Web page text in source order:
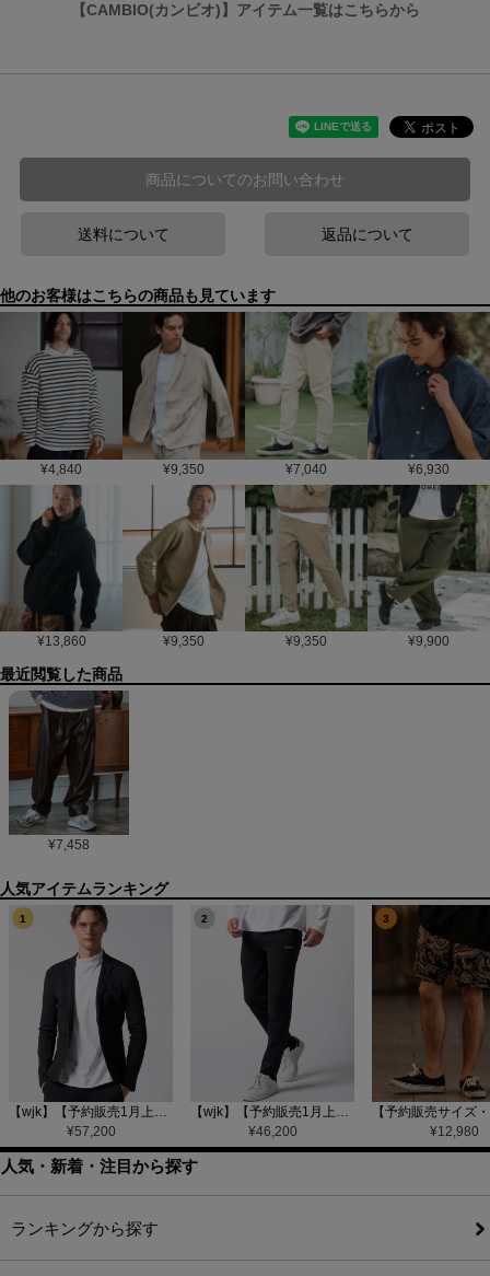
【CAMBIO(カンビオ)】アイテム一覧はこちらから
商品についてのお問い合わせ
送料について 返品について
他のお客様はこちらの商品も見ています
¥4,840 ¥9,350 ¥7,040 ¥6,930
¥13,860 ¥9,350 ¥9,350 ¥9,900
最近閲覧した商品
¥7,458
1
【wjk】【予約販売1月上旬～中旬入荷】function knit jacket(jacquard check) ニットジャケット(207 mw08j)
¥57,200
2
【wjk】【予約販売1月上旬～中旬入荷】function knit easy slacks(jacquard check) ニットイージーパンツ(504 mw08j)
¥46,200
3
¥12,980
人気・新着・注目から探す
ランキングから探す